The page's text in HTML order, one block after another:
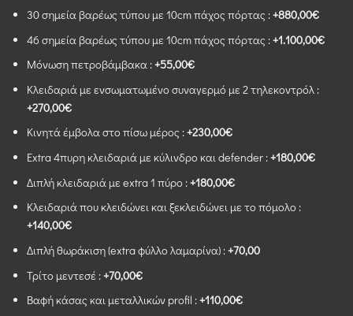
30 σημεία βαρέως τύπου με 10cm πάχος πόρτας :+880,00€
46 σημεία βαρέως τύπου με 10cm πάχος πόρτας :+1.100,00€
Μόνωση πετροβάμβακα :+55,00€
Κλειδαριά με ενσωματωμένο συναγερμό με 2 τηλεκοντρόλ :
+270,00€
Κινητά έμβολα στο πίσω μέρος :+230,00€
Extra 4πυρη κλειδαριά με κύλινδρο και defender :+180,00€
Διπλή κλειδαριά με extra 1 πύρο :+180,00€
Κλειδαριά που κλειδώνει και ξεκλειδώνει με το πόμολο :
+140,00€
Διπλή θωράκιση (extra φύλλο λαμαρίνα) :+70,00
Τρίτο μεντεσέ :+70,00€
Βαφή κάσας και μεταλλικών profil :+110,00€